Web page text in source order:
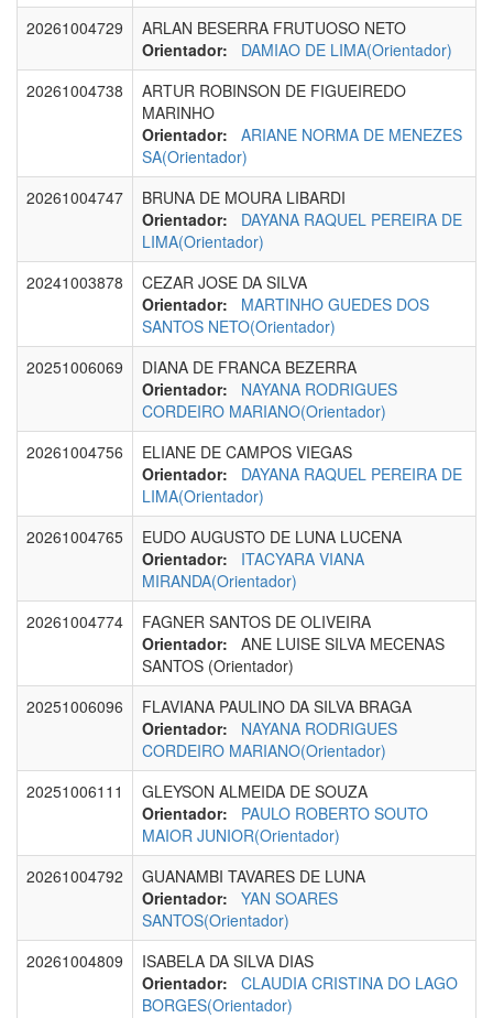
20261004729
ARLAN BESERRA FRUTUOSO NETO
Orientador:
DAMIAO DE LIMA(Orientador)
20261004738
ARTUR ROBINSON DE FIGUEIREDO
MARINHO
Orientador:
ARIANE NORMA DE MENEZES
SA(Orientador)
20261004747
BRUNA DE MOURA LIBARDI
Orientador:
DAYANA RAQUEL PEREIRA DE
LIMA(Orientador)
20241003878
CEZAR JOSE DA SILVA
Orientador:
MARTINHO GUEDES DOS
SANTOS NETO(Orientador)
20251006069
DIANA DE FRANCA BEZERRA
Orientador:
NAYANA RODRIGUES
CORDEIRO MARIANO(Orientador)
20261004756
ELIANE DE CAMPOS VIEGAS
Orientador:
DAYANA RAQUEL PEREIRA DE
LIMA(Orientador)
20261004765
EUDO AUGUSTO DE LUNA LUCENA
Orientador:
ITACYARA VIANA
MIRANDA(Orientador)
20261004774
FAGNER SANTOS DE OLIVEIRA
Orientador: ANE LUISE SILVA MECENAS
SANTOS (Orientador)
20251006096
FLAVIANA PAULINO DA SILVA BRAGA
Orientador:
NAYANA RODRIGUES
CORDEIRO MARIANO(Orientador)
20251006111
GLEYSON ALMEIDA DE SOUZA
Orientador:
PAULO ROBERTO SOUTO
MAIOR JUNIOR(Orientador)
20261004792
GUANAMBI TAVARES DE LUNA
Orientador:
YAN SOARES
SANTOS(Orientador)
20261004809
ISABELA DA SILVA DIAS
Orientador:
CLAUDIA CRISTINA DO LAGO
BORGES(Orientador)